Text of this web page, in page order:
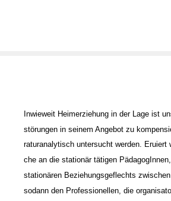
Inwieweit Heimerziehung in der Lage ist
störungen in seinem Angebot zu
raturanalytisch untersucht werden.
che an die stationär tätigen
stationären Beziehungsgeflechts
sodann den Professionellen, die